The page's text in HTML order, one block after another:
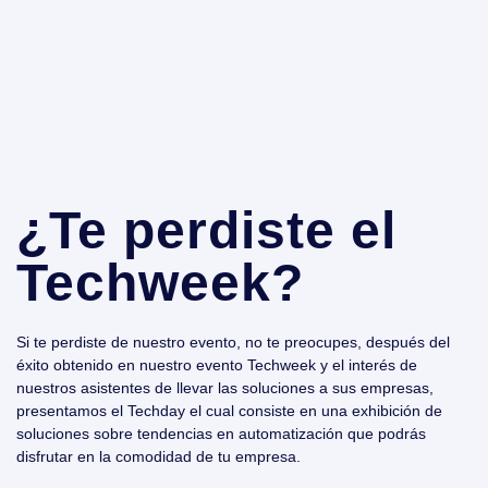
¿Te perdiste el
Techweek?
Si te perdiste de nuestro evento, no te preocupes, después del
éxito obtenido en nuestro evento Techweek y el interés de
nuestros asistentes de llevar las soluciones a sus empresas,
presentamos el Techday el cual consiste en una exhibición de
soluciones sobre tendencias en automatización que podrás
disfrutar en la comodidad de tu empresa.